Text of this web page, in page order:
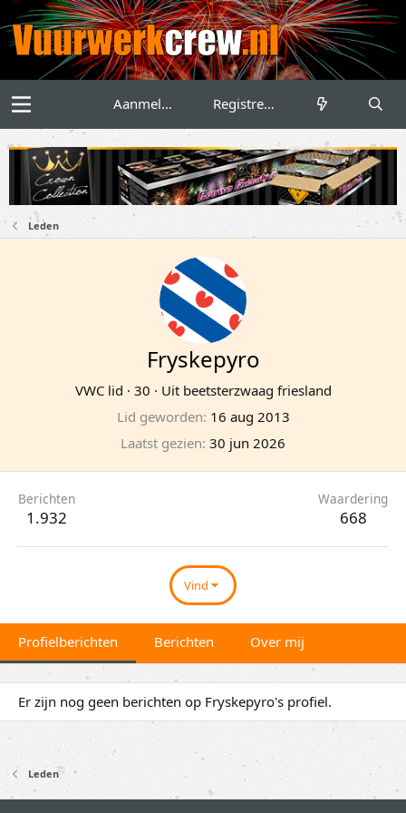
Aanmelden Registreren
Leden
Fryskepyro
VWC lid · 30 · Uit beetsterzwaag friesland
Lid geworden 16 aug 2013
Laatst gezien 30 jun 2026
Berichten
1.932
Waardering
668
Vind
Profielberichten Berichten Over mij
Er zijn nog geen berichten op Fryskepyro's profiel.
Leden